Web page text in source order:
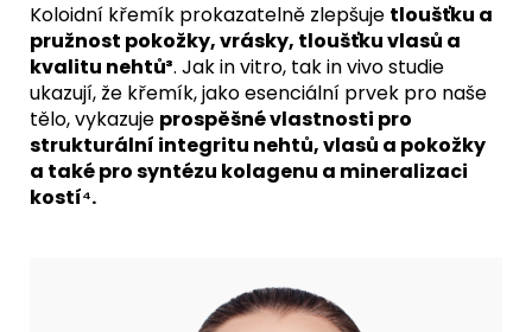
Koloidní křemík prokazatelně zlepšuje tloušťku a
pružnost pokožky, vrásky, tloušťku vlasů a
kvalitu nehtů³. Jak in vitro, tak in vivo studie
ukazují, že křemík, jako esenciální prvek pro naše
tělo, vykazuje prospěšné vlastnosti pro
strukturální integritu nehtů, vlasů a pokožky
a také pro syntézu kolagenu a mineralizaci
kostí⁴.